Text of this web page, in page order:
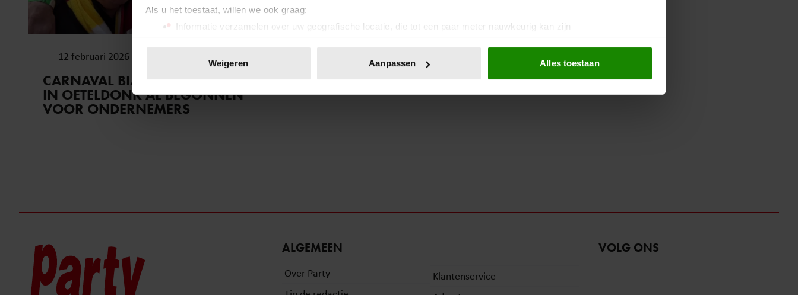
Als u het toestaat, willen we ook graag:
Informatie verzamelen over uw geografische locatie, die tot een paar meter nauwkeurig kan zijn
Uw apparaat identificeren door het actief te scannen op specifieke eigenschappen (fingerprinting)
toestemming op elk moment wijzigen of intrekken in de Cookieverklaring.
We gebruiken cookies om content en advertenties te personaliseren, om functies voor social media te bieden en om ons
websiteverkeer te analyseren. Ook delen we informatie over uw gebruik van onze site met onze partners voor social
Weigeren Aanpassen Alles toestaan
12 februari 2026
CARNAVAL BIJ ROET KORTE PUT
IN OETELDONK AL BEGONNEN
VOOR ONDERNEMERS
ALGEMEEN
Over Party
Klantenservice
VOLG ONS